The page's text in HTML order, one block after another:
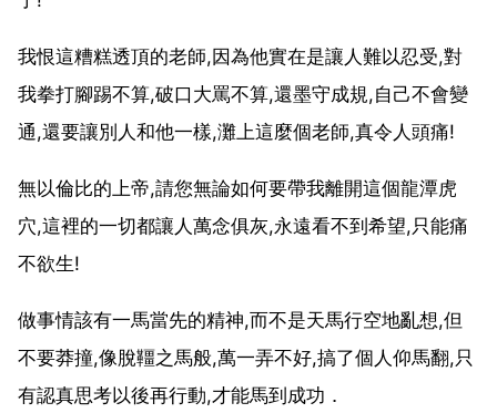
我恨這糟糕透頂的老師,因為他實在是讓人難以忍受,對
我拳打腳踢不算,破口大罵不算,還墨守成規,自己不會變
通,還要讓別人和他一樣,灘上這麼個老師,真令人頭痛!
無以倫比的上帝,請您無論如何要帶我離開這個龍潭虎
穴,這裡的一切都讓人萬念俱灰,永遠看不到希望,只能痛
不欲生!
做事情該有一馬當先的精神,而不是天馬行空地亂想,但
不要莽撞,像脫韁之馬般,萬一弄不好,搞了個人仰馬翻,只
有認真思考以後再行動,才能馬到成功．